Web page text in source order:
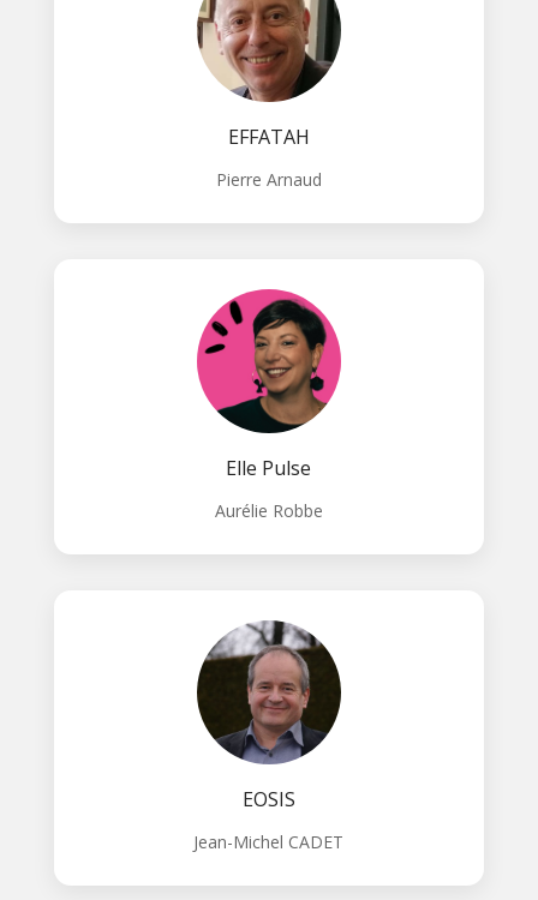
EFFATAH
Pierre Arnaud
Elle Pulse
Aurélie Robbe
EOSIS
Jean-Michel CADET